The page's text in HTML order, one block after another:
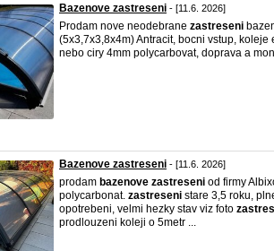
Bazenove zastreseni - [11.6. 2026]
Prodam nove neodebrane zastreseni
(5x3,7x3,8x4m) Antracit, bocni vstup,
nebo ciry 4mm polycarbovat, doprava a
Bazenove zastreseni - [11.6. 2026]
prodam bazenove zastreseni od firmy
polycarbonat. zastreseni stare 3,5 roku,
opotrebeni, velmi hezky stav viz foto
prodlouzeni koleji o 5metr ...